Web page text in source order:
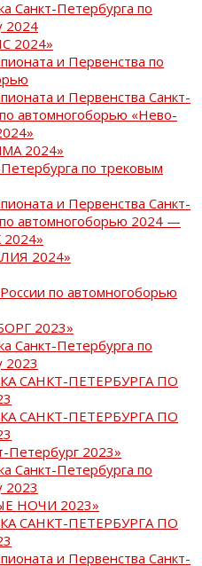
Санкт-Петербурга по
2024
2024»
и Первенства по
и Первенства Санкт-
автомногоборью «Нево-
2024»
по трековым
и Первенства Санкт-
автомногоборью 2024 —
2024»
по автомногоборью
2023»
Санкт-Петербурга по
2023
САНКТ-ПЕТЕРБУРГА ПО
САНКТ-ПЕТЕРБУРГА ПО
Петербург 2023»
Санкт-Петербурга по
2023
НОЧИ 2023»
САНКТ-ПЕТЕРБУРГА ПО
и Первенства Санкт-